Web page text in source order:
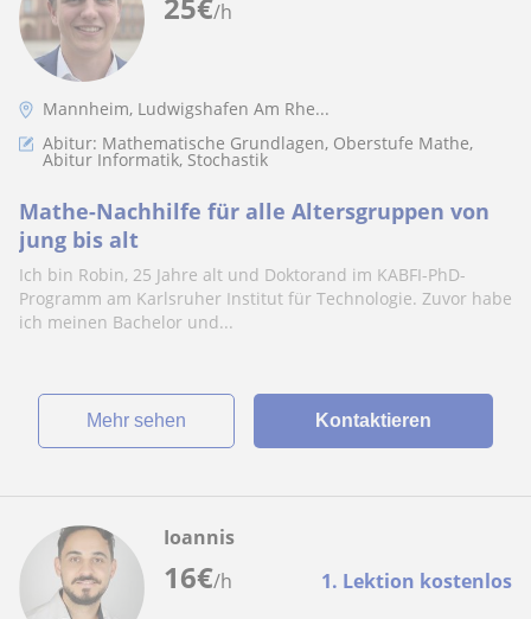
/h
Mannheim, Ludwigshafen Am Rhe...
Abitur: Mathematische Grundlagen, Oberstufe Mathe,
Abitur Informatik, Stochastik
Mathe-Nachhilfe für alle Altersgruppen von
jung bis alt
Ich bin Robin, 25 Jahre alt und Doktorand im KABFI-PhD-
Programm am Karlsruher Institut für Technologie. Zuvor habe
ich meinen Bachelor und...
Mehr sehen Kontaktieren
16€/h 1. Lektion kostenlos
Ioannis